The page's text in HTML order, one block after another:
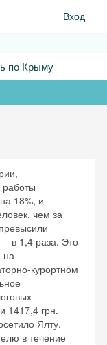
Вход
по Крыму
18%, и
чем за
— в 1,4 раза. Это
на
курортном
1417,4 грн.
Ялту,
в течение
на